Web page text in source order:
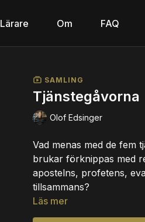
Lärare Om FAQ
SAMLING
Tjänstegåvorna
Olof Edsinger
Vad menas med de fem
brukar förknippas med
apostelns, profetens,
tillsammans?
Läs mer